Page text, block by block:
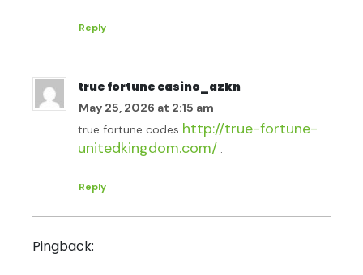
Reply
true fortune casino_azkn
May 25, 2026 at 2:15 am
true fortune codes http://true-fortune-
unitedkingdom.com/ .
Reply
Pingback: